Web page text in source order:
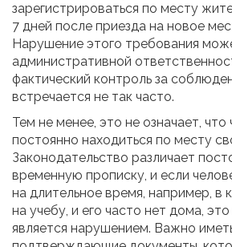
зарегистрироваться по месту
7 дней после приезда на новое
Нарушение этого требования
административной
фактический контроль за
встречается не так часто.
Тем не менее, это не означает, что
постоянно находиться по месту
Законодательство различает
временную прописку, и если
на длительное время, например, в
на учебу, и его часто нет дома,
является нарушением. Важно